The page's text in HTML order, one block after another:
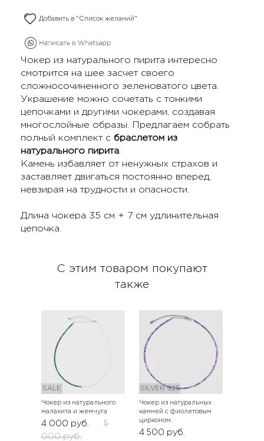
Добавить в "Список желаний"
Чокер из натурального пирита интересно
смотрится на шее засчет своего
сложносочиненного зеленоватого цвета.
Украшение можно сочетать с тонкими
цепочками и другими чокерами, создавая
многослойные образы. Предлагаем собрать
полный комплект с браслетом из
натурального пирита.
Камень избавляет от ненужных страхов и
заставляет двигаться постоянно вперед,
невзирая на трудности и опасности.
Длина чокера 35 см + 7 см удлинительная
цепочка.
С этим товаром покупают
также
SALE
Чокер из натурального
малахита и жемчуга
4 000 руб.
5
000 руб.
SILVER 925
Чокер из натуральных
камней с фиолетовым
цирконом
4 500 руб.